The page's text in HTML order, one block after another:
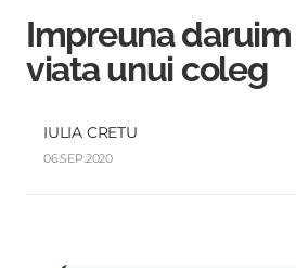
Impreuna daruim
viata unui coleg
IULIA CRETU
06.SEP.2020